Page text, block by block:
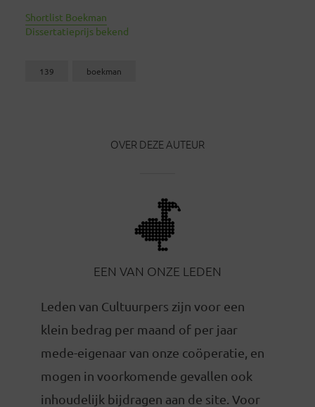
Shortlist Boekman
Dissertatieprijs bekend
139 boekman
OVER DEZE AUTEUR
EEN VAN ONZE LEDEN
Leden van Cultuurpers zijn voor een
klein bedrag per maand of per jaar
mede-eigenaar van onze coöperatie, en
mogen in voorkomende gevallen ook
inhoudelijk bijdragen aan de site. Voor